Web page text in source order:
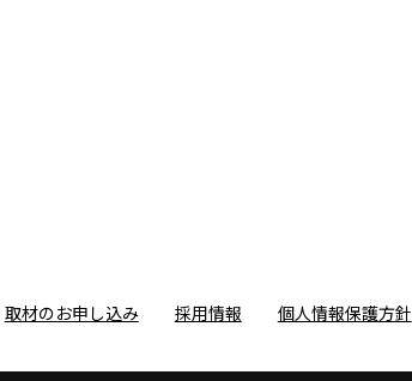
取材のお申し込み 採用情報 個人情報保護方針